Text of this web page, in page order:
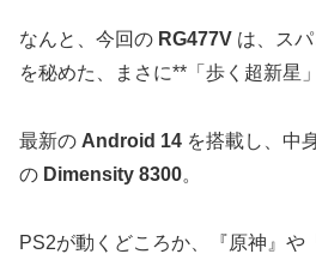
なんと、今回の RG477V は、ス
を秘めた、まさに**「歩く超新星
最新の Android 14 を搭載し、中
の Dimensity 8300。
PS2が動くどころか、『原神』や